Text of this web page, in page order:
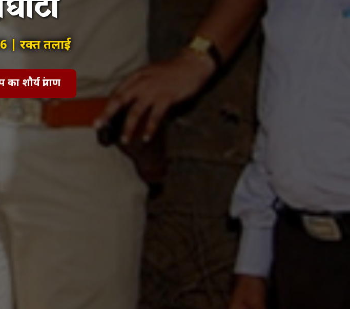
| रक्त तलाई
का शौर्य प्रांगण